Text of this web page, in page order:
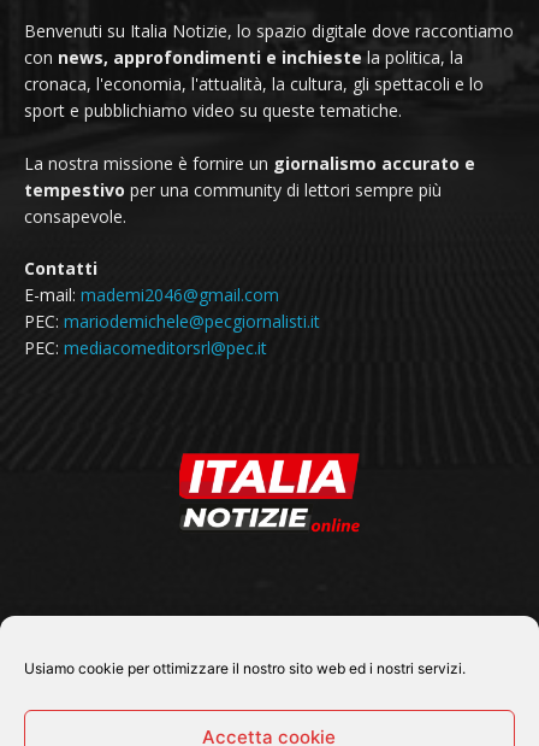
Usiamo cookie per ottimizzare il nostro sito web ed i nostri servizi.
Accetta cookie
Benvenuti su Italia Notizie, lo spazio digitale dove raccontiamo
con news, approfondimenti e inchieste la politica, la
cronaca, l'economia, l'attualità, la cultura, gli spettacoli e lo
sport e pubblichiamo video su queste tematiche.
La nostra missione è fornire un giornalismo accurato e
tempestivo per una community di lettori sempre più
consapevole.
Contatti
E-mail: mademi2046@gmail.com
PEC: mariodemichele@pecgiornalisti.it
PEC: mediacomeditorsrl@pec.it
SEGUICI SU